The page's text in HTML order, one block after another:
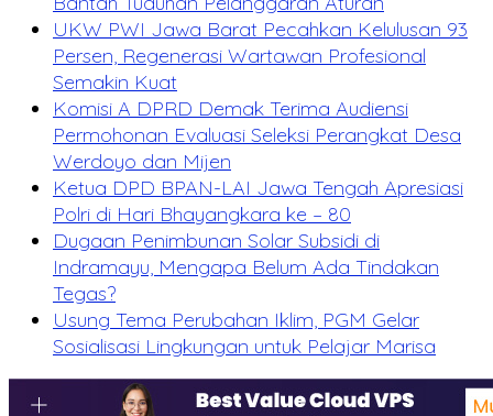
UKW PWI Jawa Barat Pecahkan Kelulusan 93
Persen, Regenerasi Wartawan Profesional
Semakin Kuat
Komisi A DPRD Demak Terima Audiensi
Permohonan Evaluasi Seleksi Perangkat Desa
Werdoyo dan Mijen
Ketua DPD BPAN-LAI Jawa Tengah Apresiasi
Polri di Hari Bhayangkara ke – 80
Dugaan Penimbunan Solar Subsidi di
Indramayu, Mengapa Belum Ada Tindakan
Tegas?
Usung Tema Perubahan Iklim, PGM Gelar
Sosialisasi Lingkungan untuk Pelajar Marisa